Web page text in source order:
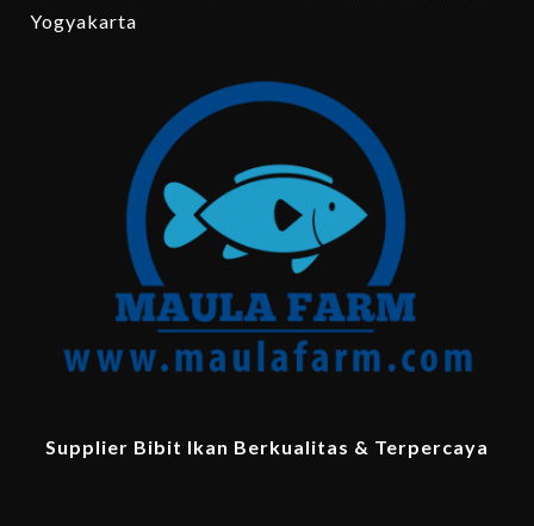
Yogyakarta
Supplier Bibit Ikan Berkualitas & Terpercaya